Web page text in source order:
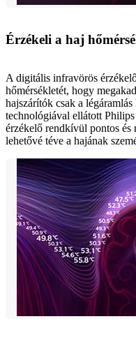
Érzékeli a haj
A digitális infravörös
hőmérsékletét, hogy
hajszárítók csak a
technológiával ellátott
érzékelő rendkívül pontos és
lehetővé téve a hajának